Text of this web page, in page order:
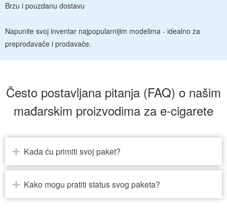
Brzu i pouzdanu dostavu
Napunite svoj inventar najpopularnijim modelima - idealno za
preprodavače i prodavače.
Često postavljana pitanja (FAQ) o našim
mađarskim proizvodima za e-cigarete
Kada ću primiti svoj paket?
Kako mogu pratiti status svog paketa?